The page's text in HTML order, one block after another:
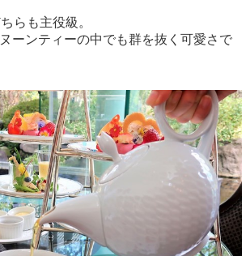
らも主役級。
ーンティーの中でも群を抜く可愛さで